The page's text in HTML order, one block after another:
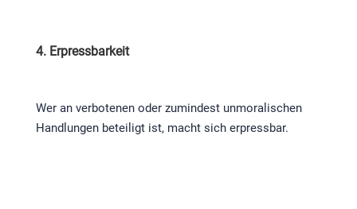
4. Erpressbarkeit
Wer an verbotenen oder zumindest unmoralischen
Handlungen beteiligt ist, macht sich erpressbar.